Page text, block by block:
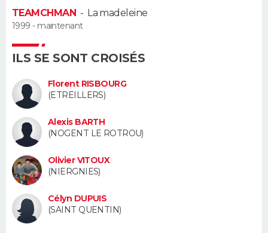
Carte de Noël
Carte Bonne année
Carte Saint-Valentin
Carte Pâques
Carte d'anniversaire
DICTIONNAIRE
Dictionnaire
Biographies
Citations
Expressions
Proverbes
PROGRAMME TV
COPAINS D'AVANT
S'inscrire
Se connecter
Lycées
Collèges
Primaires
Universités
Entreprises
Service militaire
Avis de recherche
AVIS DE DÉCÈS
FORUM
Bricolage
Lifestyle
Culture
Sport
Auto
Television
Voyage
Cinema
TEAMCHMAN - La madeleine
1999 - maintenant
ILS SE SONT CROISÉS
Florent RISBOURG
(ETREILLERS)
Alexis BARTH
(NOGENT LE ROTROU)
Olivier VITOUX
(NIERGNIES)
Célyn DUPUIS
(SAINT QUENTIN)